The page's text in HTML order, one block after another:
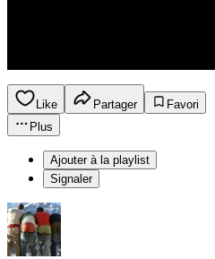
Like Partager
Favori
Plus
Ajouter à la playlist
Signaler